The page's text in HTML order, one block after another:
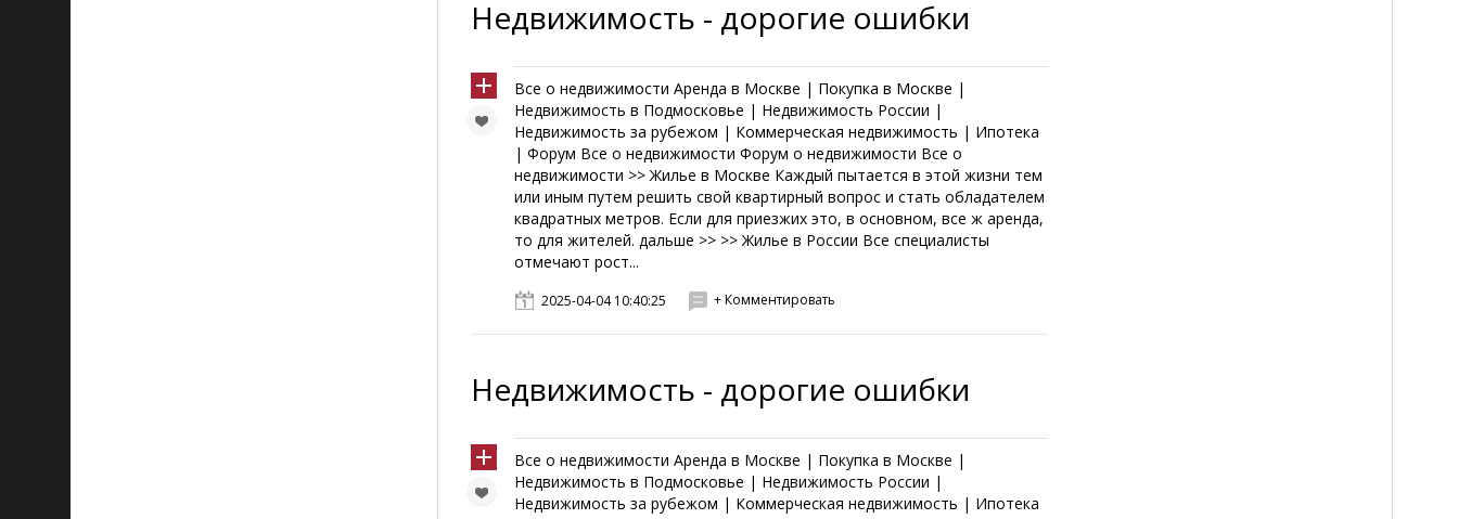
Недвижимость - дорогие ошибки
Все о недвижимости Аренда в Москве | Покупка в Москве |
Недвижимость в Подмосковье | Недвижимость России |
Недвижимость за рубежом | Коммерческая недвижимость | Ипотека
| Форум Все о недвижимости Форум о недвижимости Все о
недвижимости >> Жилье в Москве Каждый пытается в этой жизни тем
или иным путем решить свой квартирный вопрос и стать обладателем
квадратных метров. Если для приезжих это, в основном, все ж аренда,
то для жителей. дальше >> >> Жилье в России Все специалисты
отмечают рост...
2025-04-04 10:40:25 + Комментировать
Недвижимость - дорогие ошибки
Все о недвижимости Аренда в Москве | Покупка в Москве |
Недвижимость в Подмосковье | Недвижимость России |
Недвижимость за рубежом | Коммерческая недвижимость | Ипотека